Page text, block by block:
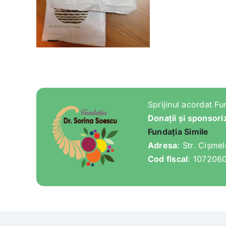
Sprijinul acordat
Donații și
Fundația Simile
Adresa: Str.
Cod fiscal: